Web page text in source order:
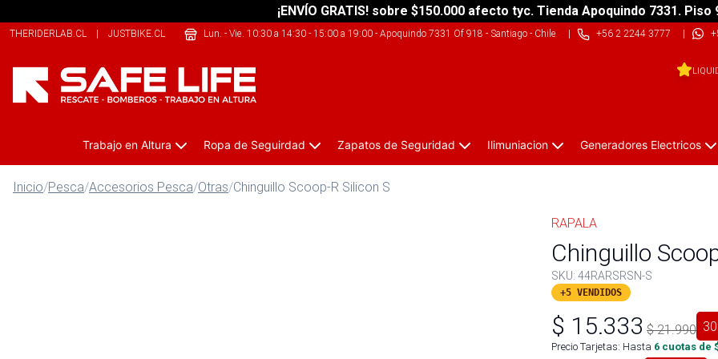
¡ENVÍO GRATIS! sobre $150.000 afecto tyc. Tienda Apoquindo 7331. Piso
THERIDERLAB.CL | JUSTBIKE.CL |ONEKAYAK.CL
Lun. - Vie. 10:30 a 14:30 - 15:00 a 19:00- Apoquindo 7331 Of 918 - Santiago - Chile| +56 2 2244 3777 |
Trabajo en Altura Ropa de Seguirdad Zapatos de Seguridad Ilimuniacion Generadores Electricos
Inicio/Pesca/Accesorios Pesca/Otras/Chinguillo Scoop-R Silicon S
RAPALA
Chinguillo
SKU: 44RARSRSN-S
+5 VENDIDOS
$ 15.333 $21.990 30
Precio Tarjetas: Hasta 6 cuotas de